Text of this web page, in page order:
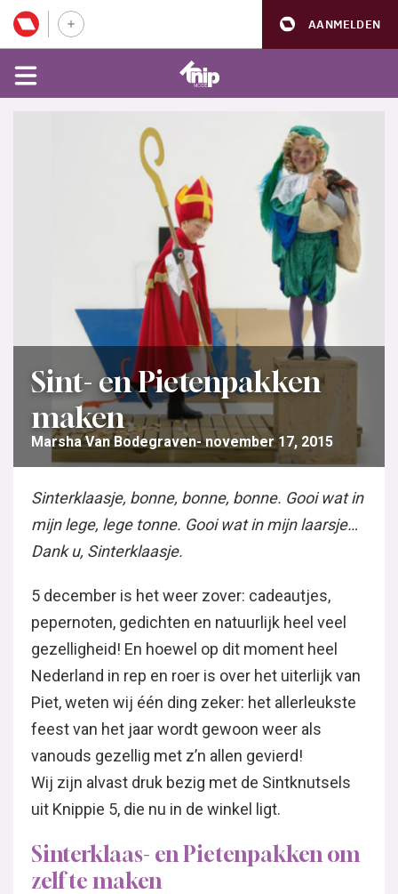
AANMELDEN
Sint- en Pietenpakken
maken
Marsha Van Bodegraven november 17, 2015
Sinterklaasje, bonne, bonne, bonne. Gooi wat in
mijn lege, lege tonne. Gooi wat in mijn laarsje…
Dank u, Sinterklaasje.
5 december is het weer zover: cadeautjes,
pepernoten, gedichten en natuurlijk heel veel
gezelligheid! En hoewel op dit moment heel
Nederland in rep en roer is over het uiterlijk van
Piet, weten wij één ding zeker: het allerleukste
feest van het jaar wordt gewoon weer als
vanouds gezellig met z’n allen gevierd!
Wij zijn alvast druk bezig met de Sintknutsels
uit Knippie 5, die nu in de winkel ligt.
Sinterklaas- en Pietenpakken om
zelf te maken